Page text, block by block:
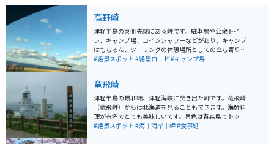
高野崎
津軽半島の東側先端にある岬です。駐車場や公衆トイ
レ、キャンプ場、コインシャワーなどがあり、キャンプ
はもちろん、ツーリングの休憩場所としての立ち寄りに
もオススメです。 海辺なので風が強いですが、天気がよ
るだけでも気持ちが良い道が続いています。
#絶景スポット #絶景ロード #キャンプ場
竜飛崎
津軽半島の最北端、津軽海峡に突き出た岬です。竜飛崎
（竜飛岬）からは北海道を見ることもできます。海鮮料
理が有名でとても美味しいです。景色は青森県でトップ
クラスに綺麗な場所です。特に日の出と夕方の景色が最
#絶景スポット #海｜海岸｜岬#食事処